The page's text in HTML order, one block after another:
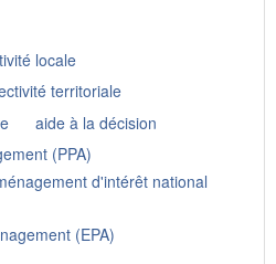
locale
territoriale
aide à la décision
(PPA)
d'intérêt national
(EPA)